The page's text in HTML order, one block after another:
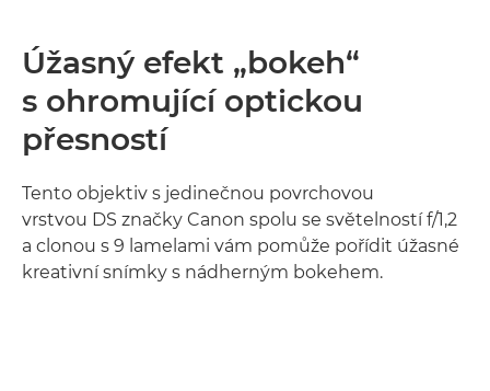
Úžasný efekt „bokeh“
s ohromující optickou
přesností
Tento objektiv s jedinečnou povrchovou
vrstvou DS značky Canon spolu se světelností f/1,2
a clonou s 9 lamelami vám pomůže pořídit úžasné
kreativní snímky s nádherným bokehem.